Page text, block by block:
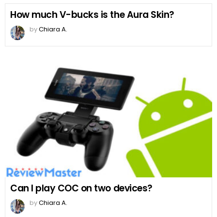
How much V-bucks is the Aura Skin?
byChiara A.
Can I play COC on two devices?
byChiara A.